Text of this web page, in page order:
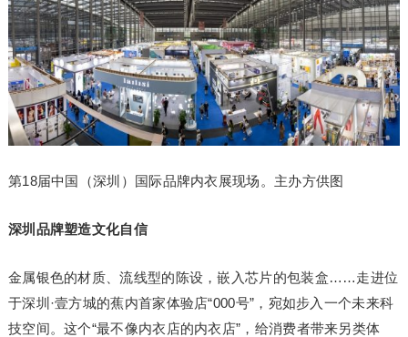
第18届中国（深圳）国际品牌内衣展现场。主办方供图
深圳品牌塑造文化自信
金属银色的材质、流线型的陈设，嵌入芯片的包装盒……走进位
于深圳·壹方城的蕉内首家体验店“000号”，宛如步入一个未来科
技空间。这个“最不像内衣店的内衣店”，给消费者带来另类体